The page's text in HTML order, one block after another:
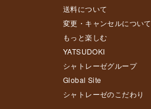
送料について
変更・キャンセルについて
もっと楽しむ
YATSUDOKI
シャトレーゼグループ
Global Site
シャトレーゼのこだわり